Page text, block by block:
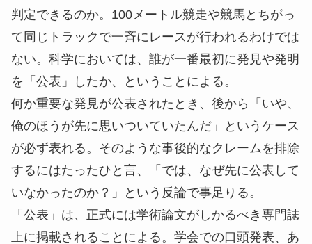
判定できるのか。100メートル競走や競馬とちがっ
て同じトラックで一斉にレースが行われるわけでは
ない。科学においては、誰が一番最初に発見や発明
を「公表」したか、ということによる。
何か重要な発見が公表されたとき、後から「いや、
俺のほうが先に思いついていたんだ」というケース
が必ず表れる。そのような事後的なクレームを排除
するにはたったひと言、「では、なぜ先に公表して
いなかったのか？」という反論で事足りる。
「公表」は、正式には学術論文がしかるべき専門誌
上に掲載されることによる。学会での口頭発表、あ